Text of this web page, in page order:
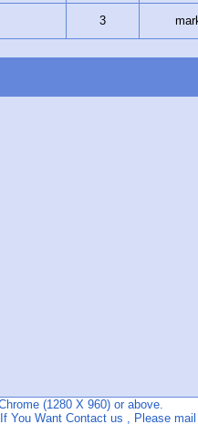
3
(1280 X 960) or above.
You Want Contact us , Please